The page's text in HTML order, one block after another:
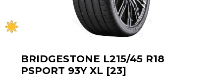
BRIDGESTONE L215/45 R18
PSPORT 93Y XL [23]